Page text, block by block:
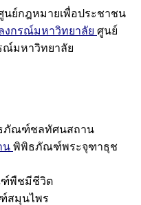
นย์กฎหมายเพื่อประชาชน
งกรณ์มหาวิทยาลัย ศูนย์
ณ์มหาวิทยาลัย
ภัณฑ์ชลทัศนสถาน
น พิพิธภัณฑ์พระจุฑาธุช
พืชมีชีวิต
สมุนไพร